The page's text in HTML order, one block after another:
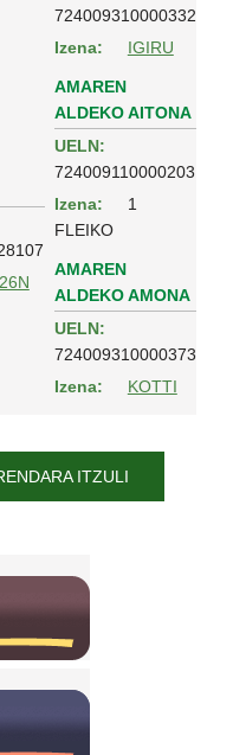
724009310000332
Izena:
IGIRU
AMAREN
ALDEKO AITONA
UELN:
724009110000203
Izena:
1
FLEIKO
AMAREN
ALDEKO AMONA
UELN:
724009310000373
Izena:
KOTTI
ITZULI